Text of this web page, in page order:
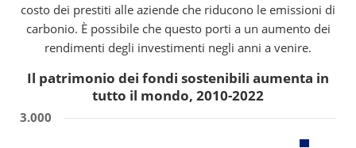
costo dei prestiti alle aziende che riducono le emissioni di
carbonio. È possibile che questo porti a un aumento dei
rendimenti degli investimenti negli anni a venire.
Il patrimonio dei fondi sostenibili aumenta in
tutto il mondo, 2010-2022
3.000